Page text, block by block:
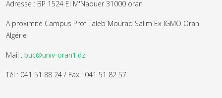
Adresse : BP 1524 El M'Naouer 31000 oran
A proximité Campus Prof Taleb Mourad Salim Ex IGMO Oran.
Algérie
Mail : buc@univ-oran1.dz
Tél : 041 51 88 24 / Fax : 041 51 82 57